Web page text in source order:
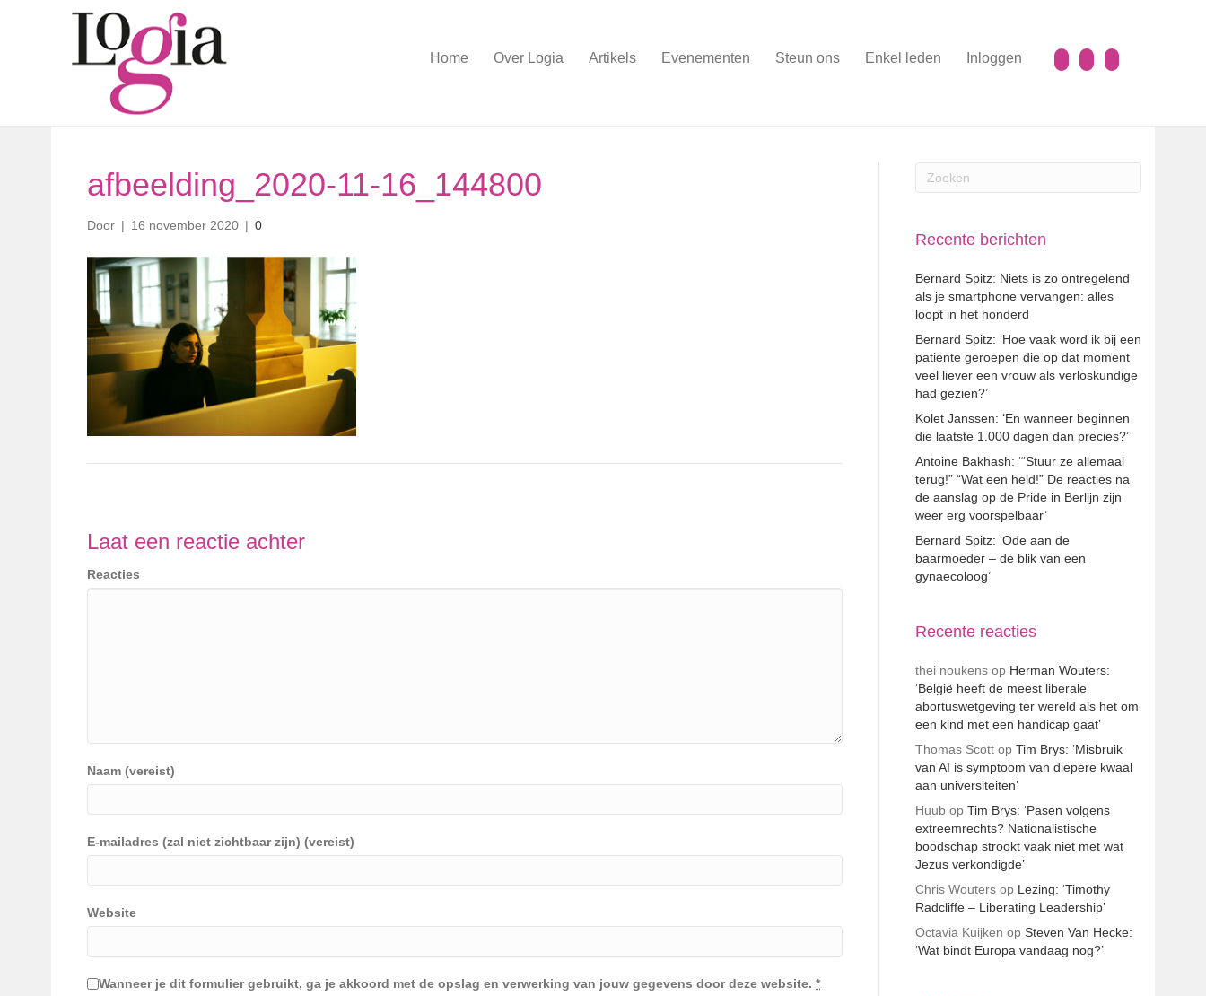
Home Over Logia Artikels Evenementen Steun ons Enkel leden Inloggen
afbeelding_2020-11-16_144800
Door | 16 november 2020 | 0
Laat een reactie achter
Reacties
Naam (vereist)
E-mailadres (zal niet zichtbaar zijn) (vereist)
Website
Wanneer je dit formulier gebruikt, ga je akkoord met de opslag en verwerking van jouw gegevens door deze website. *
Recente berichten
Bernard Spitz: Niets is zo ontregelend
als je smartphone vervangen: alles
loopt in het honderd
Bernard Spitz: ‘Hoe vaak word ik bij een
patiënte geroepen die op dat moment
veel liever een vrouw als verloskundige
had gezien?’
Kolet Janssen: ‘En wanneer beginnen
die laatste 1.000 dagen dan precies?’
Antoine Bakhash: ‘“Stuur ze allemaal
terug!” “Wat een held!” De reacties na
de aanslag op de Pride in Berlijn zijn
weer erg voorspelbaar’
Bernard Spitz: ‘Ode aan de
baarmoeder – de blik van een
gynaecoloog’
Recente reacties
thei noukensop Herman Wouters:
‘België heeft de meest liberale
abortuswetgeving ter wereld als het om
een kind met een handicap gaat’
Thomas Scottop Tim Brys: ‘Misbruik
van AI is symptoom van diepere kwaal
aan universiteiten’
Huubop Tim Brys: ‘Pasen volgens
extreemrechts? Nationalistische
boodschap strookt vaak niet met wat
Jezus verkondigde’
Chris Woutersop Lezing: ‘Timothy
Radcliffe – Liberating Leadership’
Octavia Kuijken op Steven Van Hecke:
‘Wat bindt Europa vandaag nog?’